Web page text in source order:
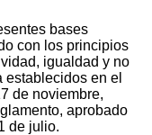
bases
con los principios
igualdad y no
en el
de noviembre,
aprobado
de julio.